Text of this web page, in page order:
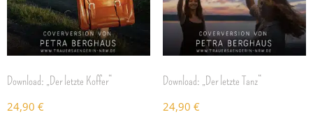
Download: „Der letzte Koffer“
24,90 €
Download: „Der letzte Tanz“
24,90 €